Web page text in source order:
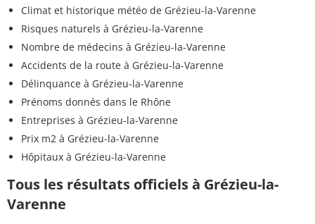
Climat et historique météo de Grézieu-la-Varenne
Risques naturels à Grézieu-la-Varenne
Nombre de médecins à Grézieu-la-Varenne
Accidents de la route à Grézieu-la-Varenne
Délinquance à Grézieu-la-Varenne
Prénoms donnés dans le Rhône
Entreprises à Grézieu-la-Varenne
Prix m2 à Grézieu-la-Varenne
Hôpitaux à Grézieu-la-Varenne
Tous les résultats officiels à Grézieu-la-
Varenne